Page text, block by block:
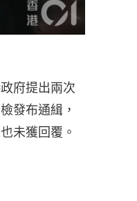
府提出兩次
發布通緝，
未獲回覆。